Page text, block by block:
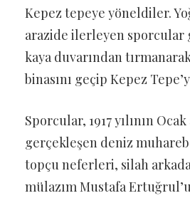
Kepez tepeye yöneldiler.
arazide ilerleyen sporcular
kaya duvarından
binasını geçip Kepez
Sporcular, 1917 yılının Ocak
gerçekleşen deniz
topçu neferleri, silah
mülazım Mustafa